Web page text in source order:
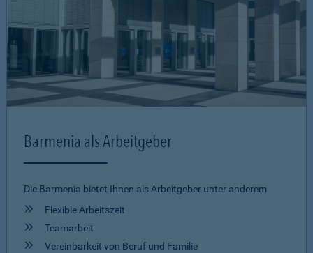
Barmenia als Arbeitgeber
Die Barmenia bietet Ihnen als Arbeitgeber unter anderem
Flexible Arbeitszeit
Teamarbeit
Vereinbarkeit von Beruf und Familie